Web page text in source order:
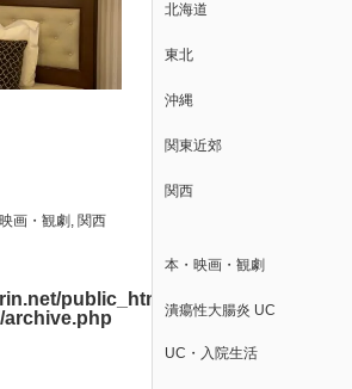
画・観劇 , 関西
public_html/wp-
北海道
東北
沖縄
関東近郊
関西
本・映画・観劇
潰瘍性大腸炎 UC
UC・入院生活